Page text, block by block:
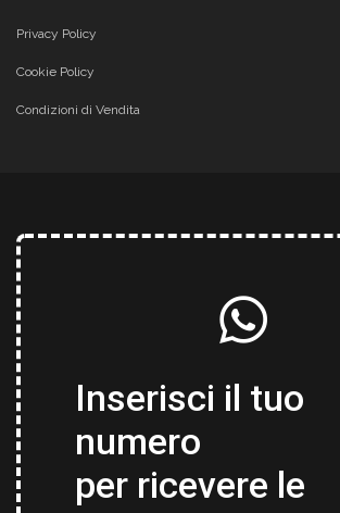
Privacy Policy
Cookie Policy
Condizioni di Vendita